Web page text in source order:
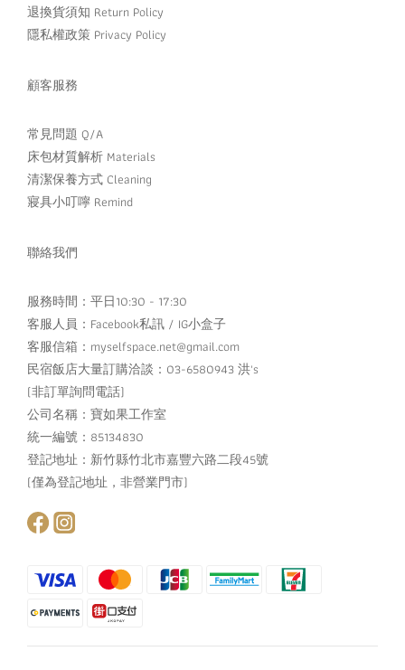
退換貨須知 Return Policy
隱私權政策 Privacy Policy
顧客服務
常見問題 Q/A
床包材質解析 Materials
清潔保養方式 Cleaning
寢具小叮嚀 Remind
聯絡我們
服務時間：平日10:30 - 17:30
客服人員： Facebook私訊 / IG小盒子
客服信箱：myselfspace.net@gmail.com
民宿飯店大量訂購洽談：03-6580943 洪's
(非訂單詢問電話)
公司名稱：寶如果工作室
統一編號：85134830
登記地址：新竹縣竹北市嘉豐六路二段45號
(僅為登記地址，非營業門市)